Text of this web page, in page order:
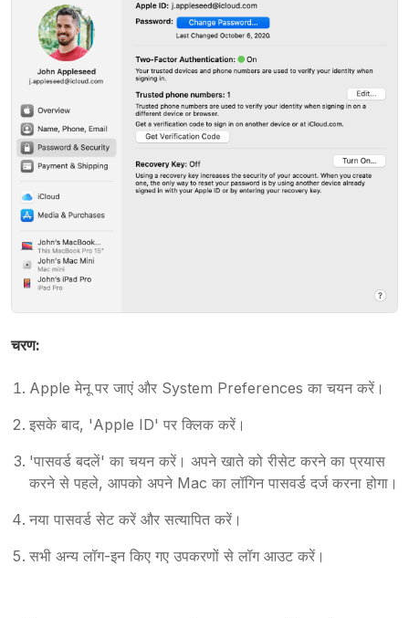
चरण:
Apple मेनू पर जाएं और System Preferences का चयन करें।
इसके बाद, 'Apple ID' पर क्लिक करें।
'पासवर्ड बदलें' का चयन करें। अपने खाते को रीसेट करने का प्रयास
करने से पहले, आपको अपने Mac का लॉगिन पासवर्ड दर्ज करना होगा।
नया पासवर्ड सेट करें और सत्यापित करें।
सभी अन्य लॉग-इन किए गए उपकरणों से लॉग आउट करें।